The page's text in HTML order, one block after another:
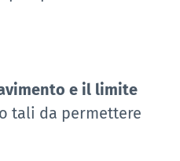
e il limite
tali da permettere